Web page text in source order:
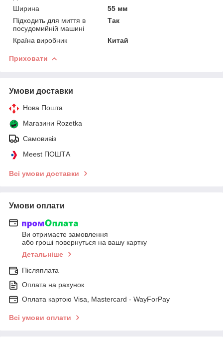
Ширина
55 мм
Підходить для миття в
посудомийній машині
Так
Країна виробник Китай
Приховати
Умови доставки
Нова Пошта
Магазини Rozetka
Самовивіз
Meest ПОШТА
Всі умови доставки
Умови оплати
Ви отримаєте замовлення
або гроші повернуться на вашу картку
Детальніше
Післяплата
Оплата на рахунок
Оплата картою Visa, Mastercard - WayForPay
Всі умови оплати